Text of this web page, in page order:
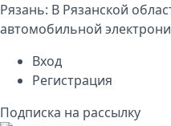
Рязань: В Рязанской
автомобильной
Вход
Регистрация
Подписка на рассылку